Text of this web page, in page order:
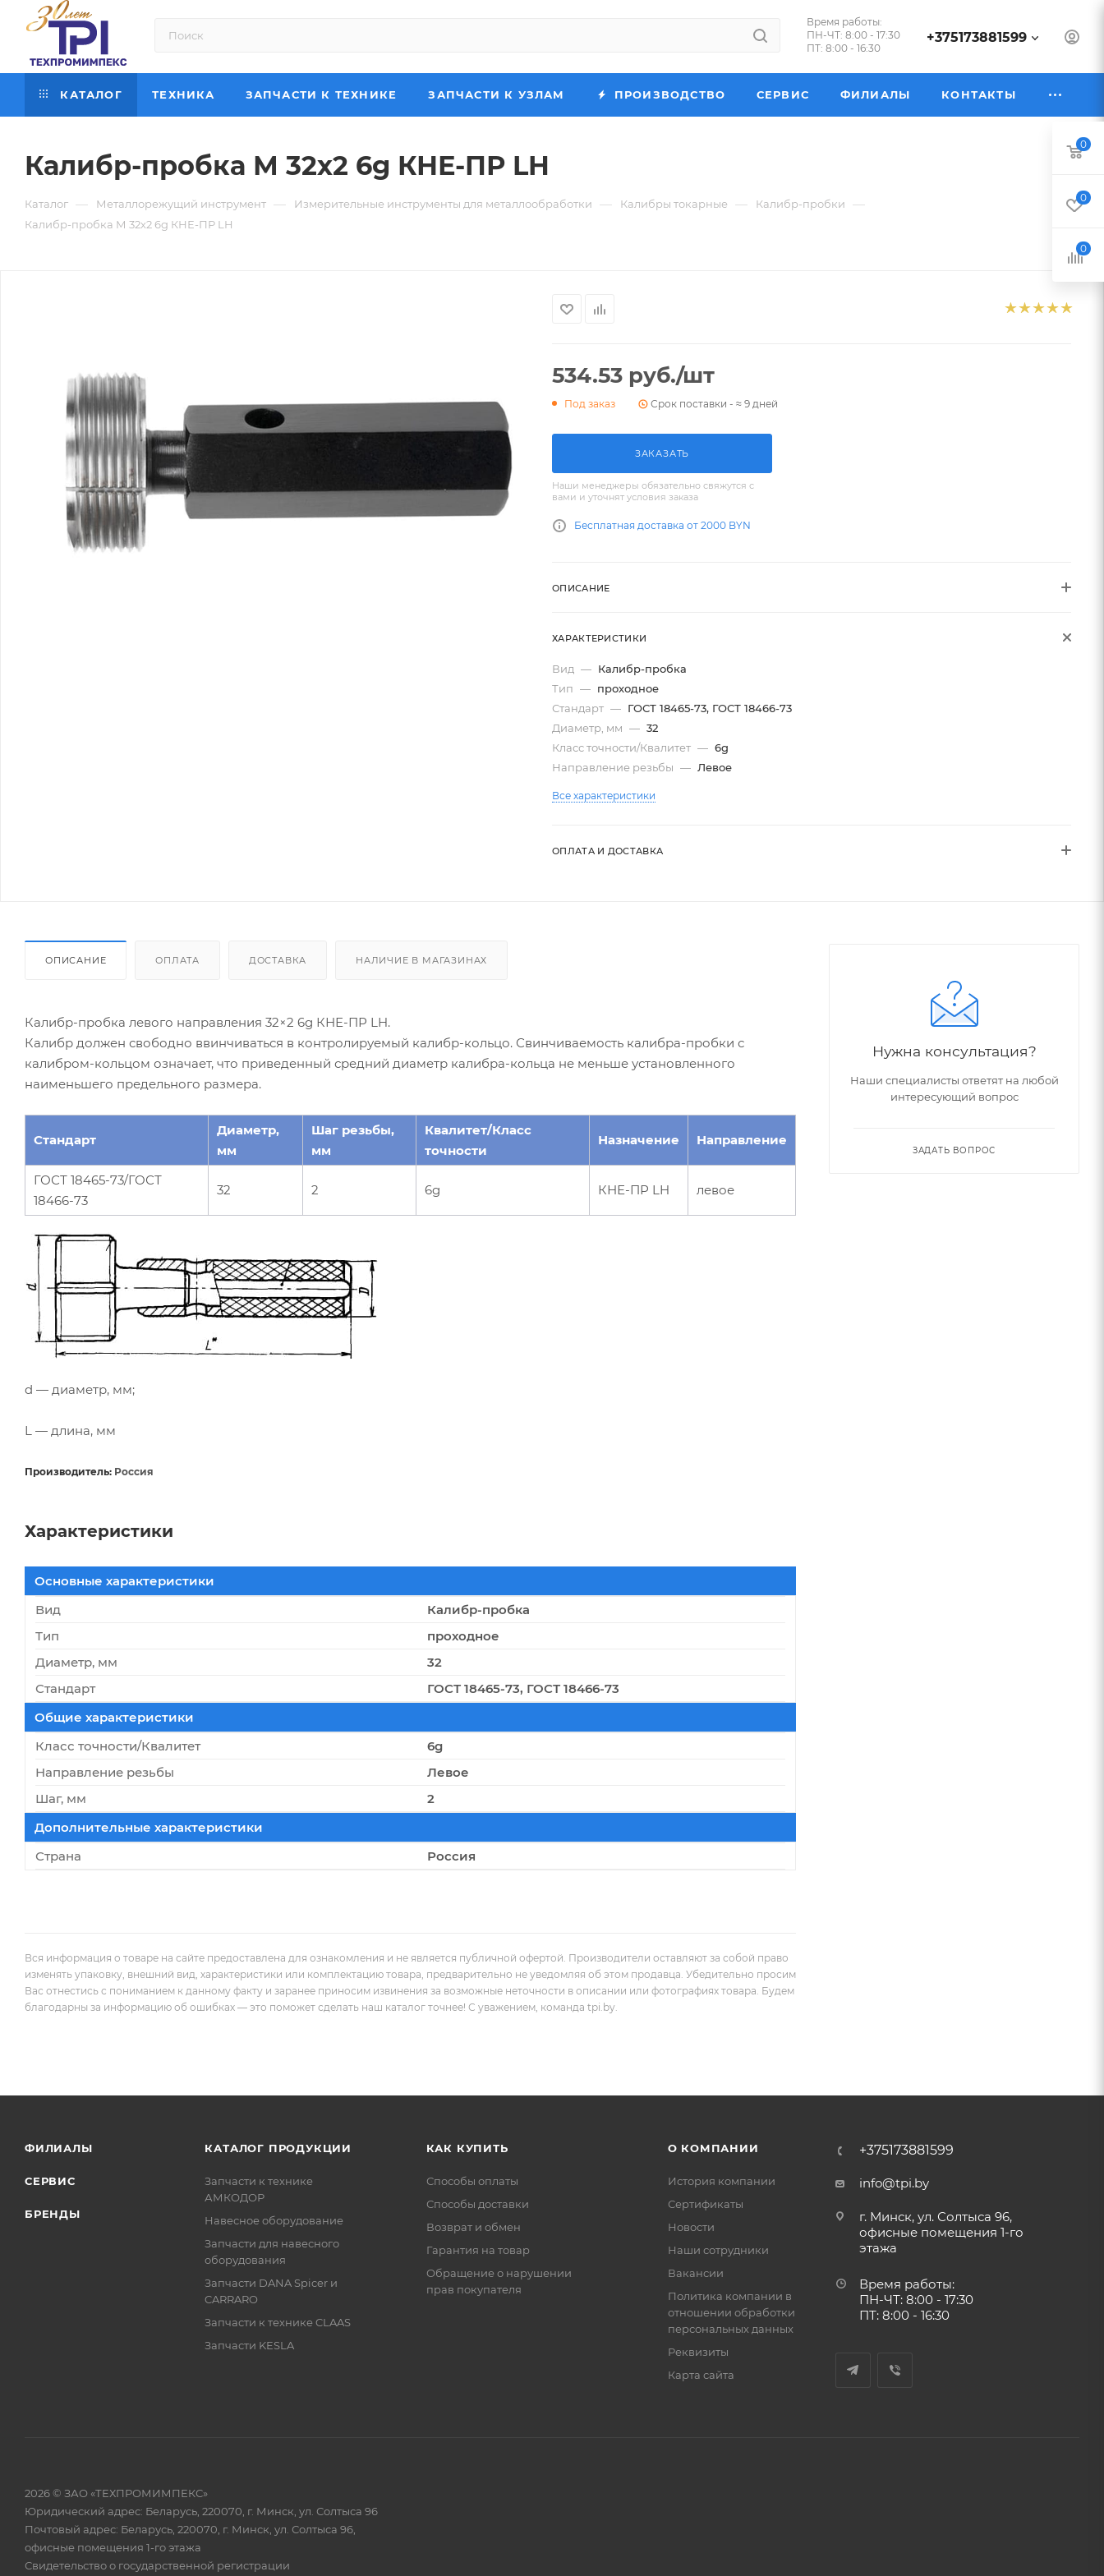
Время работы:
ПН-ЧТ: 8:00 - 17:30
ПТ: 8:00 - 16:30
+375173881599
КАТАЛОГ ТЕХНИКА ЗАПЧАСТИ К ТЕХНИКЕ ЗАПЧАСТИ К УЗЛАМ ПРОИЗВОДСТВО СЕРВИС ФИЛИАЛЫ КОНТАКТЫ
Калибр-пробка М 32х2 6g КНЕ-ПР LH
Каталог — Металлорежущий инструмент — Измерительные инструменты для металлообработки — Калибры токарные — Калибр-пробки —
Калибр-пробка М 32х2 6g КНЕ-ПР LH
534.53 руб./шт
Под заказ Срок поставки - ≈ 9 дней
ЗАКАЗАТЬ
Наши менеджеры обязательно свяжутся с
вами и уточнят условия заказа
Бесплатная доставка от 2000 BYN
ОПИСАНИЕ
ХАРАКТЕРИСТИКИ
Вид — Калибр-пробка
Тип — проходное
Стандарт — ГОСТ 18465-73, ГОСТ 18466-73
Диаметр, мм — 32
Класс точности/Квалитет — 6g
Направление резьбы — Левое
Все характеристики
ОПЛАТА И ДОСТАВКА
ОПИСАНИЕ ОПЛАТА ДОСТАВКА НАЛИЧИЕ В МАГАЗИНАХ
Калибр-пробка левого направления 32×2 6g КНЕ-ПР LH.
Калибр должен свободно ввинчиваться в контролируемый калибр-кольцо. Свинчиваемость калибра-пробки с
калибром-кольцом означает, что приведенный средний диаметр калибра-кольца не меньше установленного
наименьшего предельного размера.
Стандарт
Диаметр,
мм
Шаг резьбы,
мм
Квалитет/Класс
точности
Назначение Направление
ГОСТ 18465-73/ГОСТ
18466-73
32 2 6g КНЕ-ПР LH левое
d — диаметр, мм;
L — длина, мм
Производитель: Россия
Характеристики
Основные характеристики
Вид
Калибр-пробка
Тип
проходное
Диаметр, мм
32
Стандарт
ГОСТ 18465-73, ГОСТ 18466-73
Общие характеристики
Класс точности/Квалитет
6g
Направление резьбы
Левое
Шаг, мм
2
Дополнительные характеристики
Страна
Россия
Вся информация о товаре на сайте предоставлена для ознакомления и не является публичной офертой. Производители оставляют за собой право
изменять упаковку, внешний вид, характеристики или комплектацию товара, предварительно не уведомляя об этом продавца. Убедительно просим
Вас отнестись с пониманием к данному факту и заранее приносим извинения за возможные неточности в описании или фотографиях товара. Будем
благодарны за информацию об ошибках — это поможет сделать наш каталог точнее! С уважением, команда tpi.by.
Нужна консультация?
Наши специалисты ответят на любой
интересующий вопрос
ЗАДАТЬ ВОПРОС
ФИЛИАЛЫ
СЕРВИС
БРЕНДЫ
КАТАЛОГ ПРОДУКЦИИ
Запчасти к технике
АМКОДОР
Навесное оборудование
Запчасти для навесного
оборудования
Запчасти DANA Spicer и
CARRARO
Запчасти к технике CLAAS
Запчасти KESLA
КАК КУПИТЬ
Способы оплаты
Способы доставки
Возврат и обмен
Гарантия на товар
Обращение о нарушении
прав покупателя
О КОМПАНИИ
История компании
Сертификаты
Новости
Наши сотрудники
Вакансии
Политика компании в
отношении обработки
персональных данных
Реквизиты
Карта сайта
+375173881599
info@tpi.by
г. Минск, ул. Солтыса 96,
офисные помещения 1-го
этажа
Время работы:
ПН-ЧТ: 8:00 - 17:30
ПТ: 8:00 - 16:30
2026 © ЗАО «ТЕХПРОМИМПЕКС»
Юридический адрес: Беларусь, 220070, г. Минск, ул. Солтыса 96
Почтовый адрес: Беларусь, 220070, г. Минск, ул. Солтыса 96,
офисные помещения 1-го этажа
Свидетельство о государственной регистрации
0
0
0